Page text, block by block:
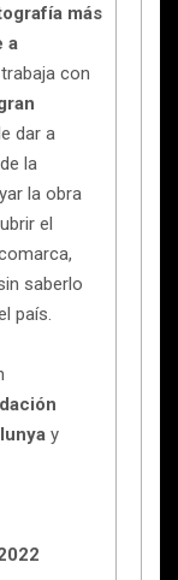
más
a
con
dar a
de la
la obra
el
saberlo
país.
y